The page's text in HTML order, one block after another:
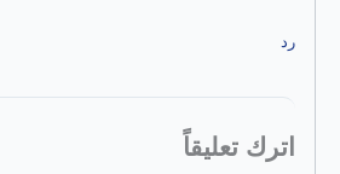
رد
اترك تعليقاً